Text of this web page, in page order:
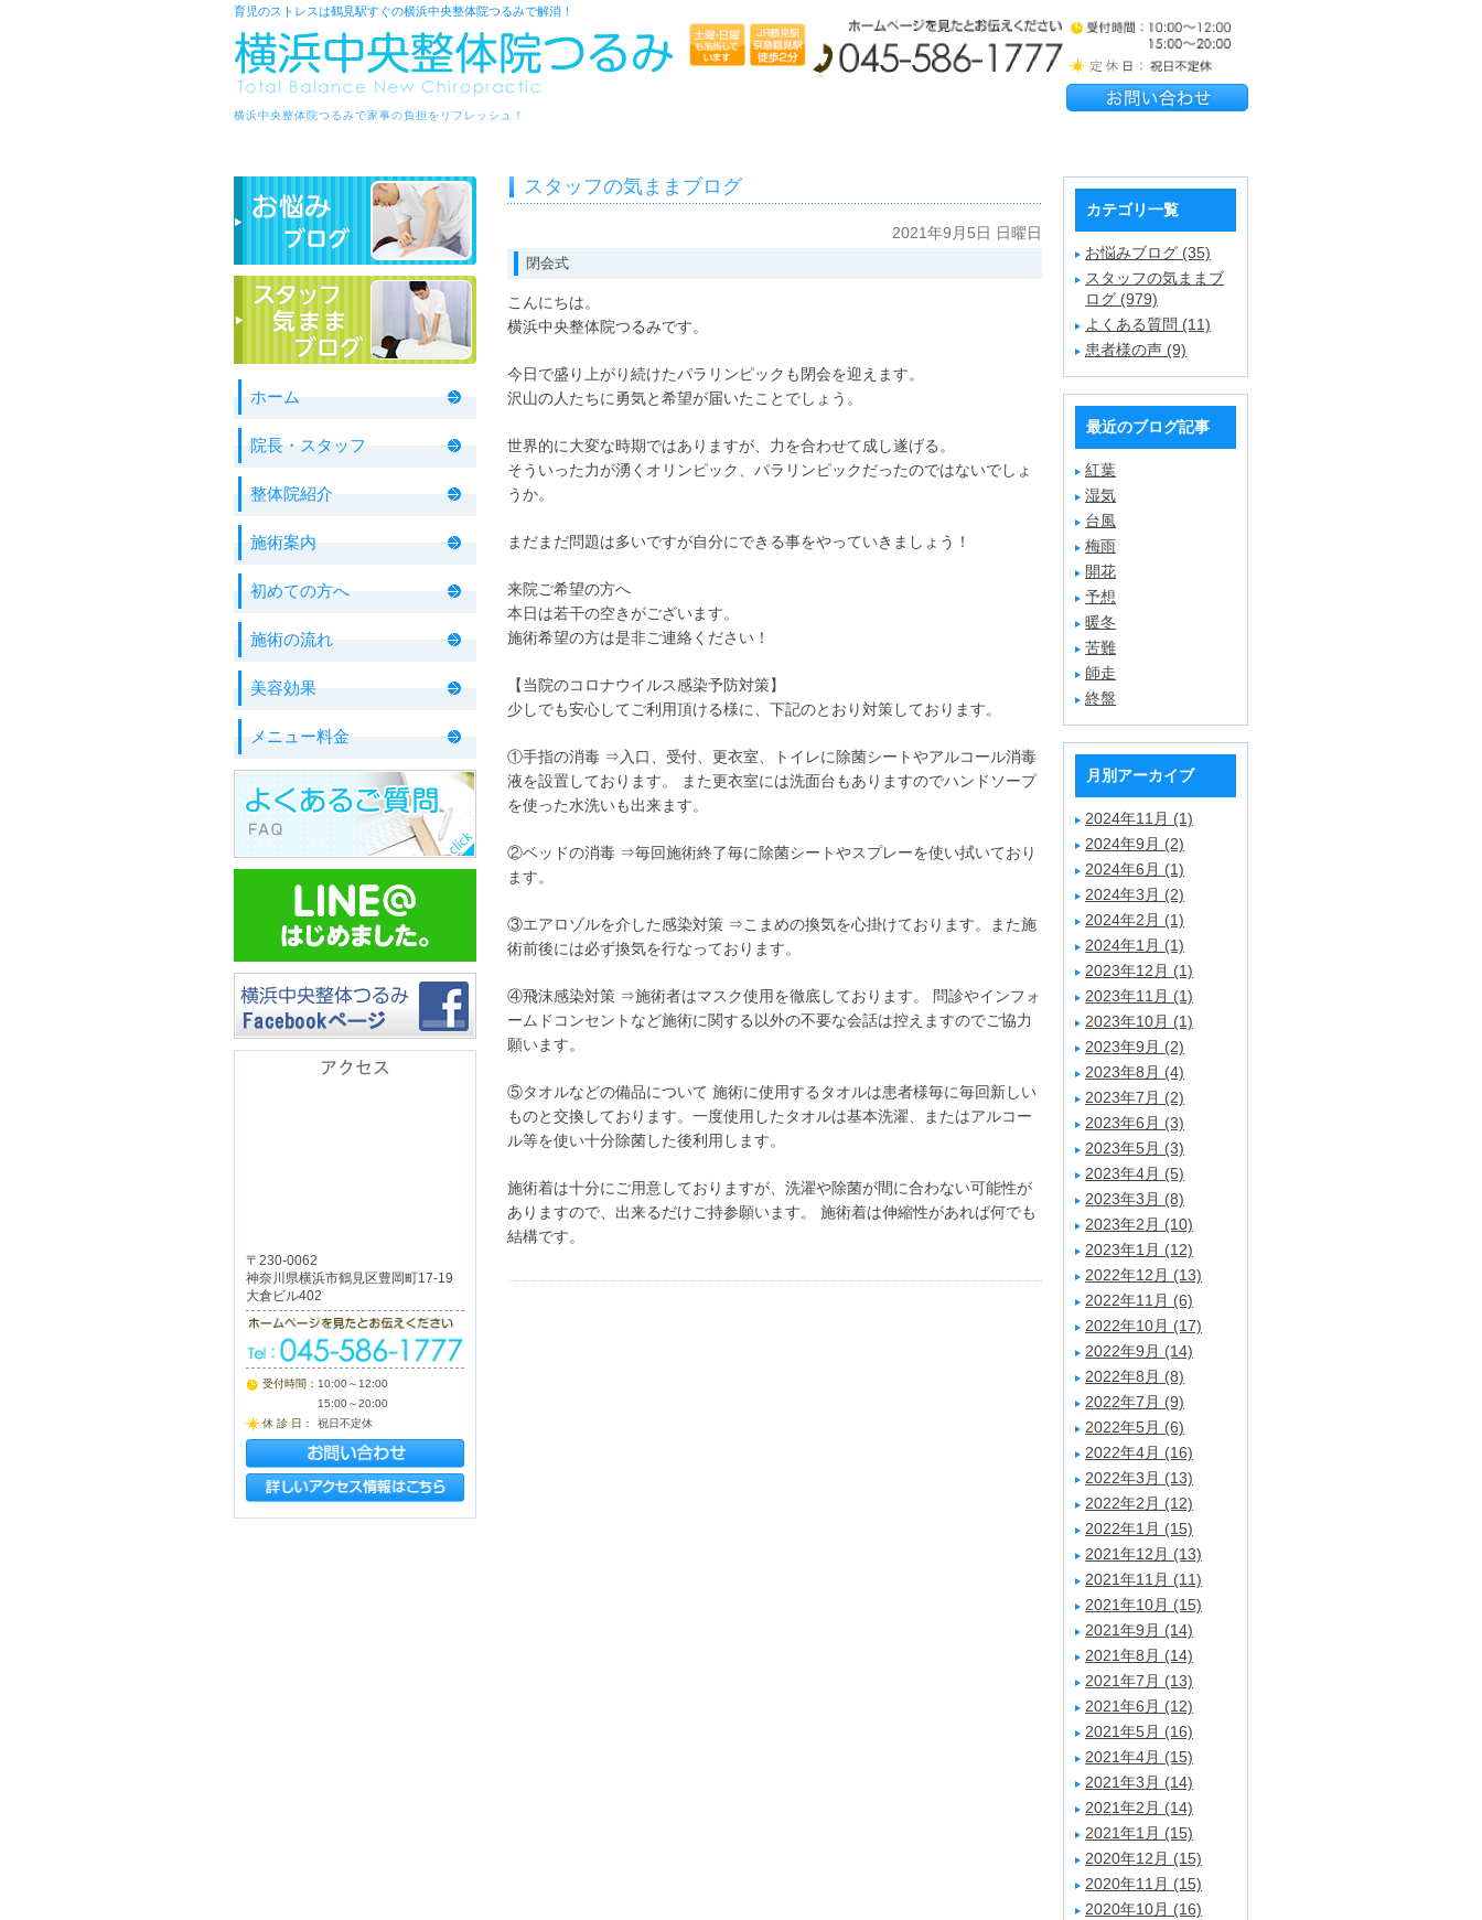
育児のストレスは鶴見駅すぐの横浜中央整体院つるみで解消！
横浜中央整体院つるみで家事の負担をリフレッシュ！
スタッフの気ままブログ
2021年9月5日 日曜日
閉会式
こんにちは。
横浜中央整体院つるみです。
今日で盛り上がり続けたパラリンピックも閉会を迎えます。
沢山の人たちに勇気と希望が届いたことでしょう。
世界的に大変な時期ではありますが、力を合わせて成し遂げる。
そういった力が湧くオリンピック、パラリンピックだったのではないでしょ
うか。
まだまだ問題は多いですが自分にできる事をやっていきましょう！
来院ご希望の方へ
本日は若干の空きがございます。
施術希望の方は是非ご連絡ください！
【当院のコロナウイルス感染予防対策】
少しでも安心してご利用頂ける様に、下記のとおり対策しております。
①手指の消毒 ⇒入口、受付、更衣室、トイレに除菌シートやアルコール消毒
液を設置しております。 また更衣室には洗面台もありますのでハンドソープ
を使った水洗いも出来ます。
②ベッドの消毒 ⇒毎回施術終了毎に除菌シートやスプレーを使い拭いており
ます。
③エアロゾルを介した感染対策 ⇒こまめの換気を心掛けております。また施
術前後には必ず換気を行なっております。
④飛沫感染対策 ⇒施術者はマスク使用を徹底しております。 問診やインフォ
ームドコンセントなど施術に関する以外の不要な会話は控えますのでご協力
願います。
⑤タオルなどの備品について 施術に使用するタオルは患者様毎に毎回新しい
ものと交換しております。一度使用したタオルは基本洗濯、またはアルコー
ル等を使い十分除菌した後利用します。
施術着は十分にご用意しておりますが、洗濯や除菌が間に合わない可能性が
ありますので、出来るだけご持参願います。 施術着は伸縮性があれば何でも
結構です。
カテゴリ一覧
お悩みブログ (35)
スタッフの気ままブ
ログ (979)
よくある質問 (11)
患者様の声 (9)
最近のブログ記事
紅葉
湿気
台風
梅雨
開花
予想
暖冬
苦難
師走
終盤
月別アーカイブ
2024年11月 (1)
2024年9月 (2)
2024年6月 (1)
2024年3月 (2)
2024年2月 (1)
2024年1月 (1)
2023年12月 (1)
2023年11月 (1)
2023年10月 (1)
2023年9月 (2)
2023年8月 (4)
2023年7月 (2)
2023年6月 (3)
2023年5月 (3)
2023年4月 (5)
2023年3月 (8)
2023年2月 (10)
2023年1月 (12)
2022年12月 (13)
2022年11月 (6)
2022年10月 (17)
2022年9月 (14)
2022年8月 (8)
2022年7月 (9)
2022年5月 (6)
2022年4月 (16)
2022年3月 (13)
2022年2月 (12)
2022年1月 (15)
2021年12月 (13)
2021年11月 (11)
2021年10月 (15)
2021年9月 (14)
2021年8月 (14)
2021年7月 (13)
2021年6月 (12)
2021年5月 (16)
2021年4月 (15)
2021年3月 (14)
2021年2月 (14)
2021年1月 (15)
2020年12月 (15)
2020年11月 (15)
2020年10月 (16)
ホーム
院長・スタッフ
整体院紹介
施術案内
初めての方へ
施術の流れ
美容効果
メニュー料金
アクセス
〒230-0062
神奈川県横浜市鶴見区豊岡町17-19
大倉ビル402
受付時間： 10:00～12:00
15:00～20:00
休 診 日：
祝日不定休